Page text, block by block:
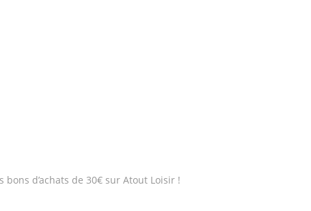
d’achats de 30€ sur Atout Loisir !